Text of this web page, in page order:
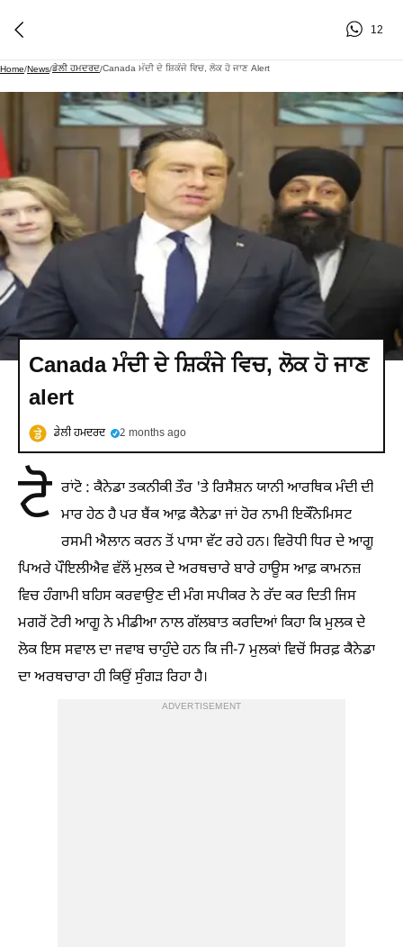
12
Home/News/ਡੇਲੀ ਹਮਦਰਦ/Canada ਮੰਦੀ ਦੇ ਸ਼ਿਕੰਜੇ ਵਿਚ, ਲੋਕ ਹੋ ਜਾਣ Alert
Canada ਮੰਦੀ ਦੇ ਸ਼ਿਕੰਜੇ ਵਿਚ, ਲੋਕ ਹੋ ਜਾਣ
alert
ਡੇਲੀ ਹਮਦਰਦ 2 months ago
ਟੋ ਰਾਂਟੋ : ਕੈਨੇਡਾ ਤਕਨੀਕੀ ਤੌਰ 'ਤੇ ਰਿਸੈਸ਼ਨ ਯਾਨੀ ਆਰਥਿਕ ਮੰਦੀ ਦੀ
ਮਾਰ ਹੇਠ ਹੈ ਪਰ ਬੈਂਕ ਆਫ਼ ਕੈਨੇਡਾ ਜਾਂ ਹੋਰ ਨਾਮੀ ਇਕੌਨੋਮਿਸਟ
ਰਸਮੀ ਐਲਾਨ ਕਰਨ ਤੋਂ ਪਾਸਾ ਵੱਟ ਰਹੇ ਹਨ। ਵਿਰੋਧੀ ਧਿਰ ਦੇ ਆਗੂ
ਪਿਅਰੇ ਪੌਇਲੀਐਵ ਵੱਲੋਂ ਮੁਲਕ ਦੇ ਅਰਥਚਾਰੇ ਬਾਰੇ ਹਾਊਸ ਆਫ਼ ਕਾਮਨਜ਼
ਵਿਚ ਹੰਗਾਮੀ ਬਹਿਸ ਕਰਵਾਉਣ ਦੀ ਮੰਗ ਸਪੀਕਰ ਨੇ ਰੱਦ ਕਰ ਦਿਤੀ ਜਿਸ
ਮਗਰੋਂ ਟੋਰੀ ਆਗੂ ਨੇ ਮੀਡੀਆ ਨਾਲ ਗੱਲਬਾਤ ਕਰਦਿਆਂ ਕਿਹਾ ਕਿ ਮੁਲਕ ਦੇ
ਲੋਕ ਇਸ ਸਵਾਲ ਦਾ ਜਵਾਬ ਚਾਹੁੰਦੇ ਹਨ ਕਿ ਜੀ-7 ਮੁਲਕਾਂ ਵਿਚੋਂ ਸਿਰਫ਼ ਕੈਨੇਡਾ
ਦਾ ਅਰਥਚਾਰਾ ਹੀ ਕਿਉਂ ਸੁੰਗੜ ਰਿਹਾ ਹੈ।
ADVERTISEMENT